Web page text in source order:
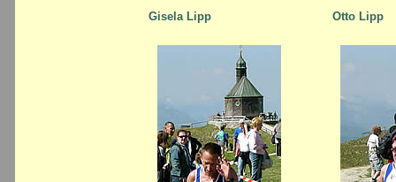
Gisela Lipp Otto Lipp